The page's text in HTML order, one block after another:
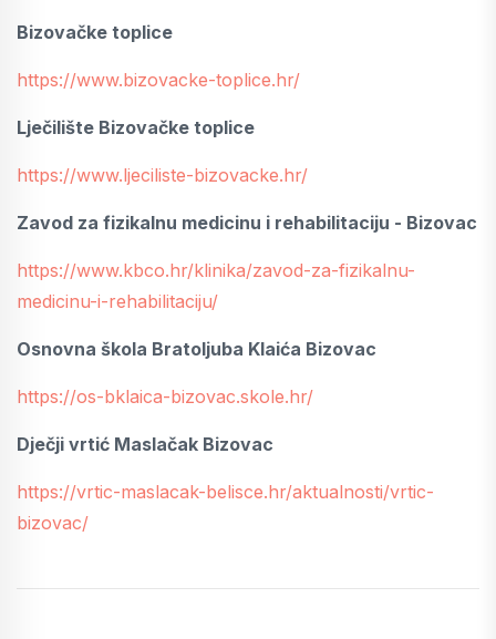
Bizovačke toplice
https://www.bizovacke-toplice.hr/
Lječilište Bizovačke toplice
https://www.ljeciliste-bizovacke.hr/
Zavod za fizikalnu medicinu i rehabilitaciju - Bizovac
https://www.kbco.hr/klinika/zavod-za-fizikalnu-
medicinu-i-rehabilitaciju/
Osnovna škola Bratoljuba Klaića Bizovac
https://os-bklaica-bizovac.skole.hr/
Dječji vrtić Maslačak Bizovac
https://vrtic-maslacak-belisce.hr/aktualnosti/vrtic-
bizovac/